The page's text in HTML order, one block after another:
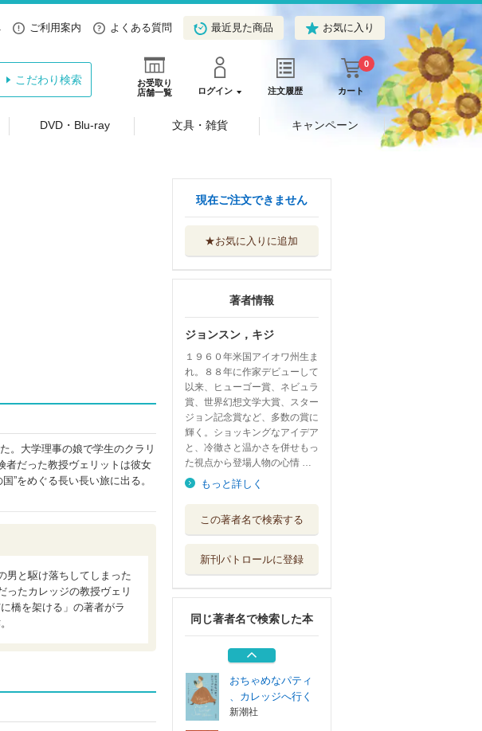
ご利用案内 よくある質問 最近見た商品 お気に入り
お受取り
店舗一覧
ログイン 注文履歴 カート
0
こだわり検索
DVD・Blu-ray 文具・雑貨 キャンペーン
。大学理事の娘で学生のクラリ
者だった教授ヴェリットは彼女
”をめぐる長い長い旅に出る。
男と駆け落ちしてしまった
たカレッジの教授ヴェリ
橋を架ける」の著者がラ
現在ご注文できません
★お気に入りに追加
著者情報
ジョンスン，キジ
１９６０年米国アイオワ州生ま
れ。８８年に作家デビューして
以来、ヒューゴー賞、ネビュラ
賞、世界幻想文学大賞、スター
ジョン記念賞など、多数の賞に
輝く。ショッキングなアイデア
と、冷徹さと温かさを併せもっ
た視点から登場人物の心情 …
もっと詳しく
この著者名で検索する
新刊パトロールに登録
同じ著者名で検索した本
文藝春秋
おちゃめなパティ
スリー・カード・
マーダー
東京創元社
おちゃめなパティ
、カレッジへ行く
新潮社